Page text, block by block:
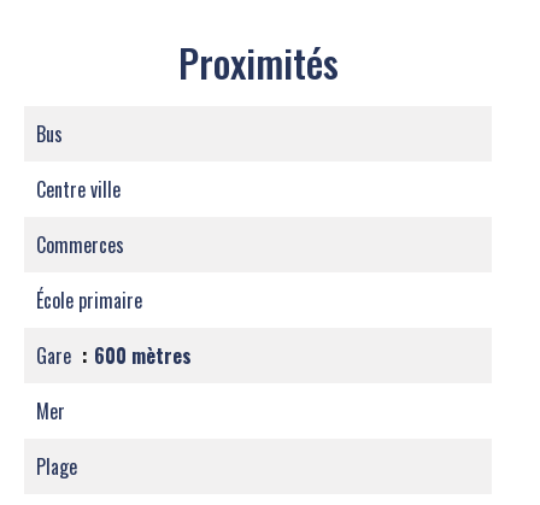
Proximités
Bus
Centre ville
Commerces
École primaire
Gare
600 mètres
Mer
Plage